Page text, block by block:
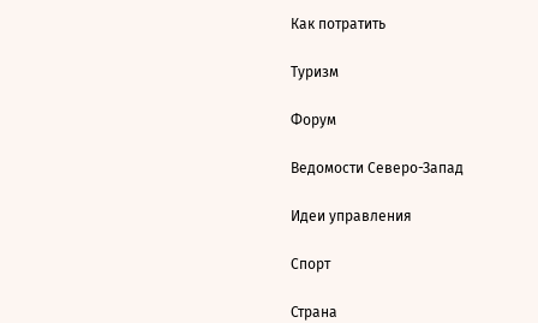
Как потратить
Туризм
Форум
Ведомости Северо-Запад
Идеи управления
Спорт
Страна